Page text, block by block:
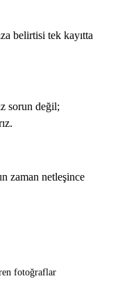
belirtisi tek kayıtta
sorun değil;
zaman netleşince
fotoğraflar